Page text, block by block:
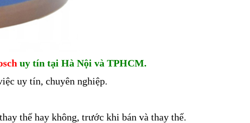
uy tín tại Hà Nội và TPHCM.
uy tín, chuyên nghiệp.
thế hay không, trước khi bán và thay thế.